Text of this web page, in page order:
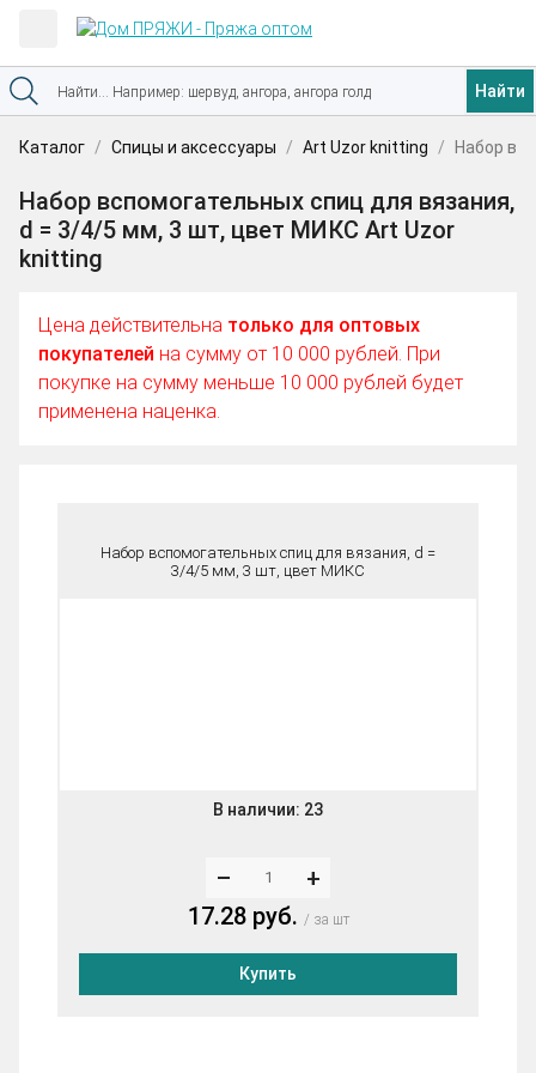
Найти
Каталог Спицы и аксессуары Art Uzor knitting Набор
Набор вспомогательных спиц для вязания,
d = 3/4/5 мм, 3 шт, цвет МИКС Art Uzor
knitting
Цена действительна только для оптовых
покупателей на сумму от 10 000 рублей. При
покупке на сумму меньше 10 000 рублей будет
применена наценка.
Набор вспомогательных спиц для вязания, d =
3/4/5 мм, 3 шт, цвет МИКС
В наличии: 23
–
+
17.28 руб.
за шт
Купить